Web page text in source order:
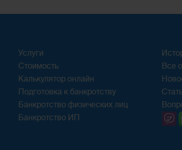
Услуги
Стоимость
Калькулятор онлайн
Подготовка к банкротству
Банкротство физических лиц
Банкротство ИП
Все